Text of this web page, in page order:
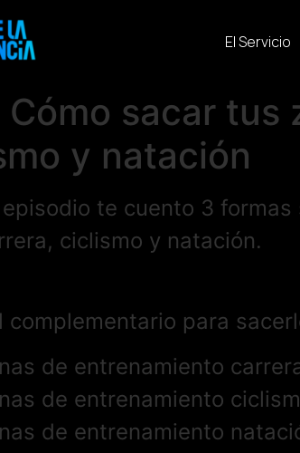
El Servicio
Cómo sacar
y natación
episodio te cuento 3
ciclismo y natación.
complementario para
de entrenamiento
de entrenamiento
de entrenamiento